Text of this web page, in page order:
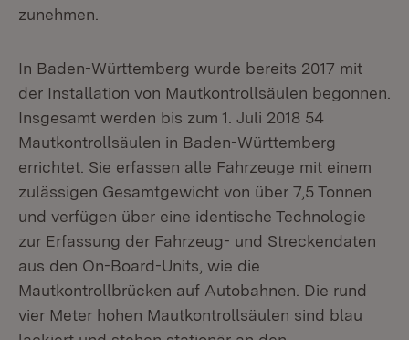
zunehmen.
In Baden-Württemberg wurde bereits 2017 mit
der Installation von Mautkontrollsäulen begonnen.
Insgesamt werden bis zum 1. Juli 2018 54
Mautkontrollsäulen in Baden-Württemberg
errichtet. Sie erfassen alle Fahrzeuge mit einem
zulässigen Gesamtgewicht von über 7,5 Tonnen
und verfügen über eine identische Technologie
zur Erfassung der Fahrzeug- und Streckendaten
aus den On-Board-Units, wie die
Mautkontrollbrücken auf Autobahnen. Die rund
vier Meter hohen Mautkontrollsäulen sind blau